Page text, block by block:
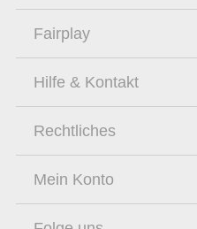
Fairplay
Hilfe & Kontakt
Rechtliches
Mein Konto